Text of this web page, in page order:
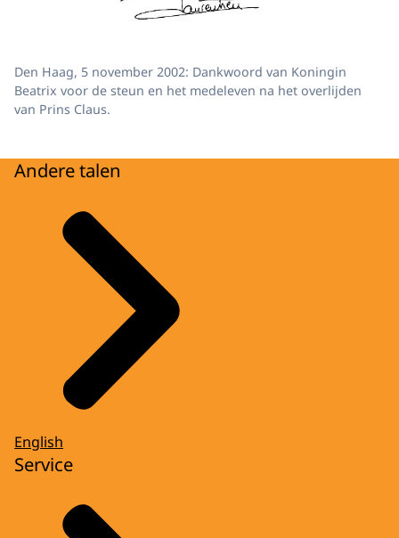
Den Haag, 5 november 2002: Dankwoord van Koningin
Beatrix voor de steun en het medeleven na het overlijden
van Prins Claus.
Andere talen
English
Service